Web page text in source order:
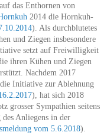
das Enthornen von
2014 die Hornkuh-
). Als durchblutetes
und Ziegen insbesondere
setzt auf Freiwilligkeit
ihren Kühen und Ziegen
Nachdem 2017
Initiative zur Ablehnung
), hat sich 2018
grosser Sympathien seitens
Anliegens in der
vom 5.6.2018).